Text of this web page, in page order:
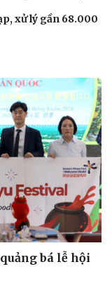
tâm hồn
xử lý gần 68.000
bá lễ hội